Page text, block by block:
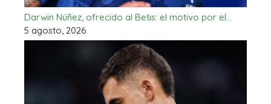
Darwin Núñez, ofrecido al Betis: el motivo por el…
5 agosto, 2026